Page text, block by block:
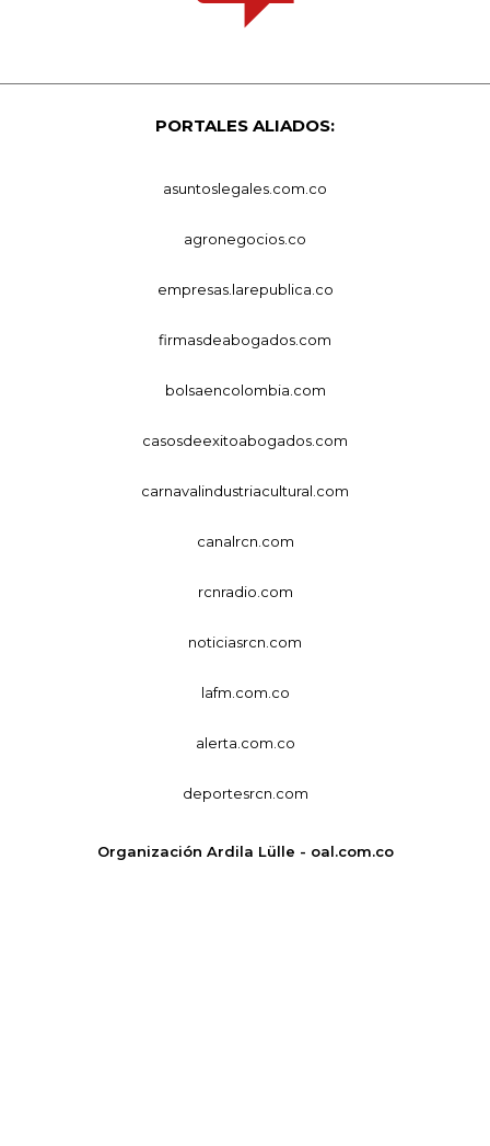
PORTALES ALIADOS:
asuntoslegales.com.co
agronegocios.co
empresas.larepublica.co
firmasdeabogados.com
bolsaencolombia.com
casosdeexitoabogados.com
carnavalindustriacultural.com
canalrcn.com
rcnradio.com
noticiasrcn.com
lafm.com.co
alerta.com.co
deportesrcn.com
Organización Ardila Lülle - oal.com.co